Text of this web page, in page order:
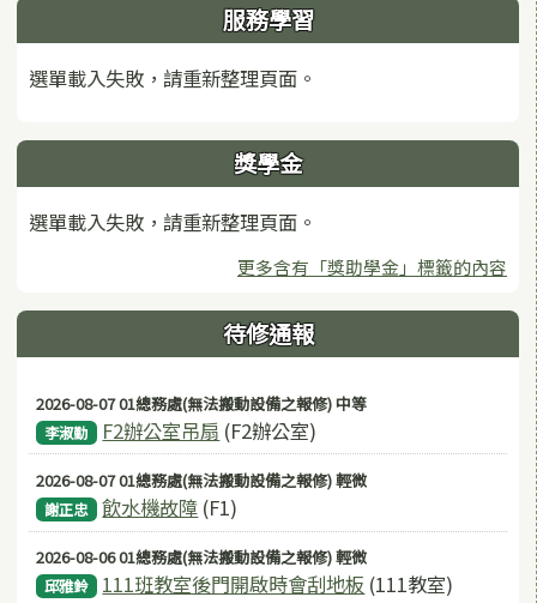
服務學習
選單載入失敗，請重新整理頁面。
獎學金
選單載入失敗，請重新整理頁面。
更多含有「獎助學金」標籤的內容
待修通報
2026-08-07 01總務處(無法搬動設備之報修) 中等
李淑勤 F2辦公室吊扇 (F2辦公室)
2026-08-07 01總務處(無法搬動設備之報修) 輕微
謝正忠 飲水機故障 (F1)
2026-08-06 01總務處(無法搬動設備之報修) 輕微
邱雅鈴 111班教室後門開啟時會刮地板 (111教室)